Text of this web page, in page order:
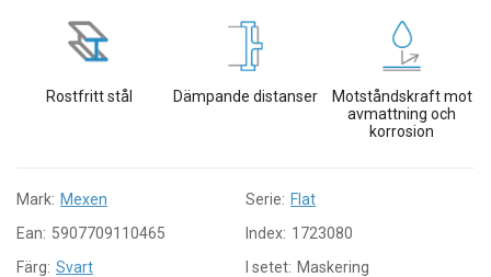
Rostfritt stål Dämpande distanser
Motståndskraft mot
avmattning och
korrosion
Mark: Mexen Serie: Flat
Ean: 5907709110465 Index: 1723080
Färg: Svart I setet: Maskering